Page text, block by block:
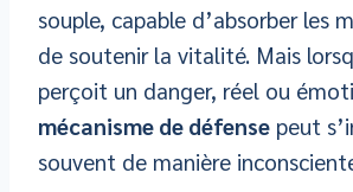
souple, capable d’absorber les
de soutenir la vitalité. Mais
perçoit un danger, réel ou
mécanisme de défense peut
souvent de manière